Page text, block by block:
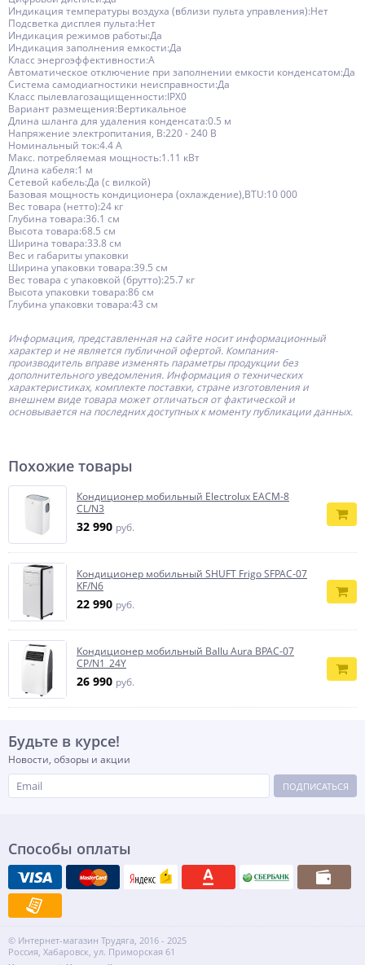
Индикация температуры воздуха (вблизи пульта управления):Нет
Подсветка дисплея пульта:Нет
Индикация режимов работы:Да
Индикация заполнения емкости:Да
Класс энергоэффективности:A
Автоматическое отключение при заполнении емкости конденсатом:Да
Система самодиагностики неисправности:Да
Класс пылевлагозащищенности:IPX0
Вариант размещения:Вертикальное
Длина шланга для удаления конденсата:0.5 м
Напряжение электропитания, В:220 - 240 В
Номинальный ток:4.4 А
Макс. потребляемая мощность:1.11 кВт
Длина кабеля:1 м
Сетевой кабель:Да (с вилкой)
Базовая мощность кондиционера (охлаждение),BTU:10 000
Вес товара (нетто):24 кг
Глубина товара:36.1 см
Высота товара:68.5 см
Ширина товара:33.8 см
Вес и габариты упаковки
Ширина упаковки товара:39.5 см
Вес товара с упаковкой (брутто):25.7 кг
Высота упаковки товара:86 см
Глубина упаковки товара:43 см
Информация, представленная на сайте носит информационный
характер и не является публичной офертой. Компания-
производитель вправе изменять параметры продукции без
дополнительного уведомления. Информация о технических
характеристиках, комплекте поставки, стране изготовления и
внешнем виде товара может отличаться от фактической и
основывается на последних доступных к моменту публикации данных.
Похожие товары
Кондиционер мобильный Electrolux EACM-8
CL/N3
32 990 руб.
Кондиционер мобильный SHUFT Frigo SFPAC-07
KF/N6
22 990 руб.
Кондиционер мобильный Ballu Aura BPAC-07
CP/N1_24Y
26 990 руб.
Будьте в курсе!
Новости, обзоры и акции
ПОДПИСАТЬСЯ
Способы оплаты
© Интернет-магазин Трудяга, 2016 - 2025
Россия, Хабаровск, ул. Приморская 61